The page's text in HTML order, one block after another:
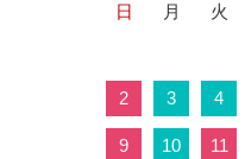
日 月 火
2 3 4
9 10 11